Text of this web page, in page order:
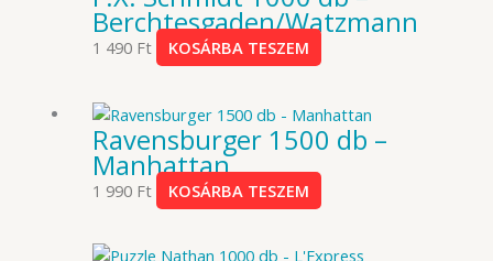
Berchtesgaden/Watzmann
1 490 Ft KOSÁRBA TESZEM
Ravensburger 1500 db –
Manhattan
1 990 Ft KOSÁRBA TESZEM